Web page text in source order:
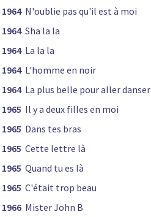
1964 N'oublie pas qu'il est à moi
1964 Sha la la
1964 La la la
1964 L'homme en noir
1964 La plus belle pour aller danser
1965 Il y a deux filles en moi
1965 Dans tes bras
1965 Cette lettre là
1965 Quand tu es là
1965 C'était trop beau
1966 Mister John B